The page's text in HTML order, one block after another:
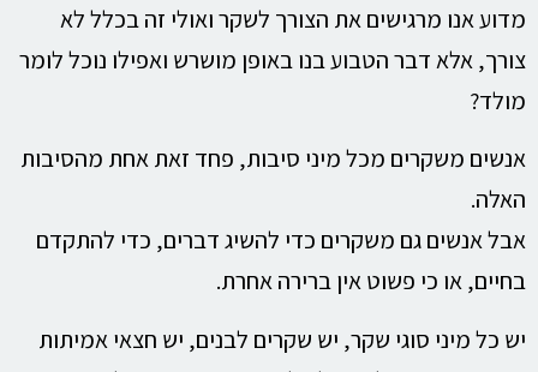
מדוע אנו מרגישים את הצורך לשקר ואולי זה בכלל לא
צורך, אלא דבר הטבוע בנו באופן מושרש ואפילו נוכל לומר
מולד?
אנשים משקרים מכל מיני סיבות, פחד זאת אחת מהסיבות
האלה.
אבל אנשים גם משקרים כדי להשיג דברים, כדי להתקדם
בחיים, או כי פשוט אין ברירה אחרת.
יש כל מיני סוגי שקר, יש שקרים לבנים, יש חצאי אמיתות